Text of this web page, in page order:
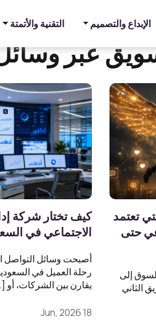
الإبداع والتصميم التقنية والأتمتة
عبر
تعتمد
حتى
إلى
الثاني
كيف تختار شركة
الاجتماعي في
أصبحت وسائل التواصل
رحلة العميل في
يقارن بين الشركات، أو
18 Jun, 2026